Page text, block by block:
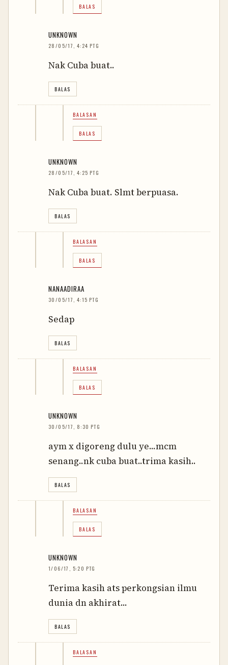
BALAS
UNKNOWN
28/05/17, 4:24 PTG
Nak Cuba buat..
BALAS
BALASAN
BALAS
UNKNOWN
28/05/17, 4:25 PTG
Nak Cuba buat. Slmt berpuasa.
BALAS
BALASAN
BALAS
NANAADIRAA
30/05/17, 4:15 PTG
Sedap
BALAS
BALASAN
BALAS
UNKNOWN
30/05/17, 8:30 PTG
aym x digoreng dulu ye...mcm
senang..nk cuba buat..trima kasih..
BALAS
BALASAN
BALAS
UNKNOWN
1/06/17, 5:20 PTG
Terima kasih ats perkongsian ilmu
dunia dn akhirat...
BALAS
BALASAN